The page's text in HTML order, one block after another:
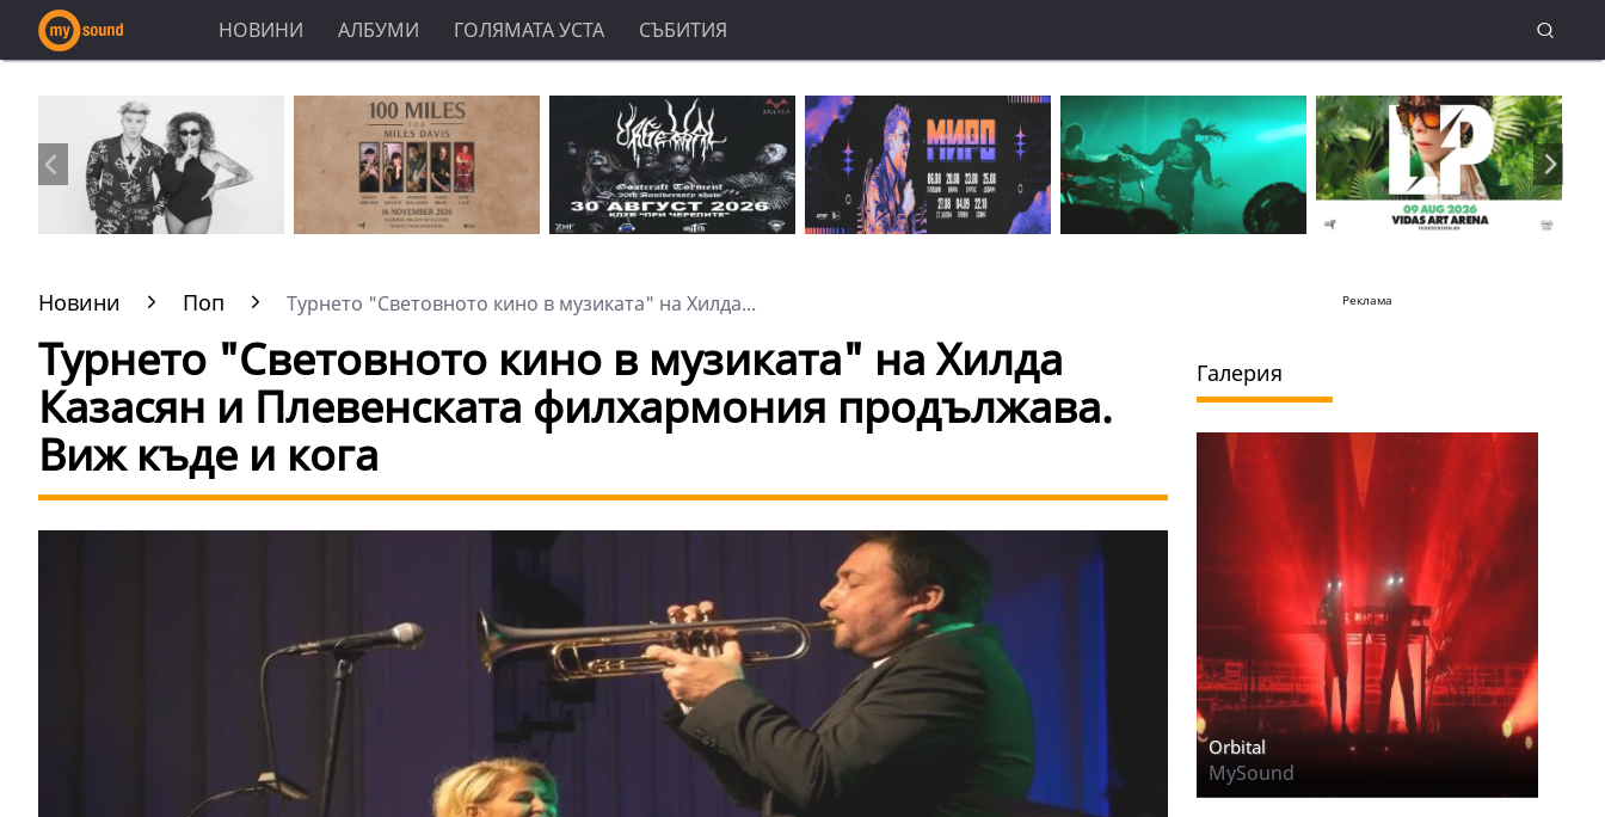
НОВИНИ АЛБУМИ ГОЛЯМАТА УСТА СЪБИТИЯ
Новини Поп Турнето "Световното кино в музиката" на Хилда...
Турнето "Световното кино в музиката" на Хилда
Казасян и Плевенската филхармония продължава.
Виж къде и кога
Реклама
Галерия
Orbital
MySound